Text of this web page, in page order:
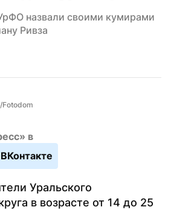
назвали своими кумирами
Ривза
в
ВКонтакте
Уральского
в возрасте от 14 до 25